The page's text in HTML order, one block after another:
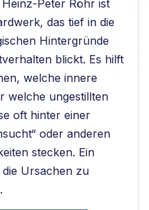
Peter Röhr ist
das tief in die
Hintergründe
blickt. Es hilft
welche innere
welche ungestillten
oft hinter einer
oder anderen
stecken. Ein
Ursachen zu